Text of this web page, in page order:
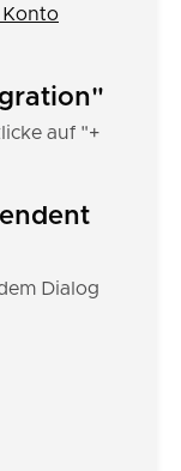
Konto
auf "+
Dialog